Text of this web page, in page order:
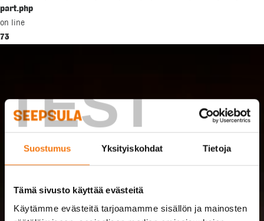
TEST
Suostumus Yksityiskohdat Tietoja
Tämä sivusto käyttää evästeitä
Käytämme evästeitä tarjoamamme sisällön ja mainosten
part.php
on line
73